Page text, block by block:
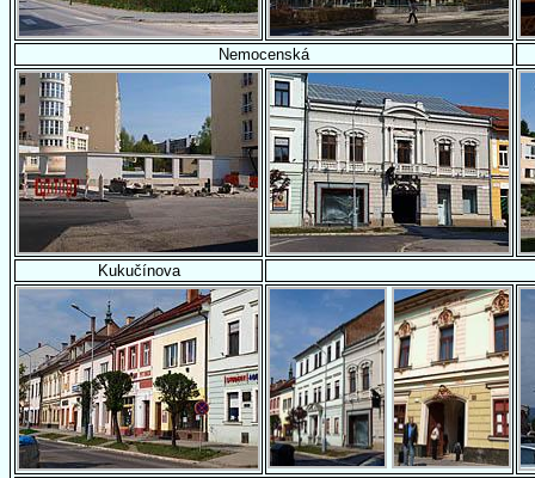
Nemocenská
Kukučínova